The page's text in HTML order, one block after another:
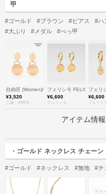
甲
#ゴールド #ブラウン #ピアス #ハ
#大ぶり
#メダル #べっ甲
自由区 (Women)/ジユウク
¥3,520
三越・伊勢丹
フェリシモ FELISSIMO
¥6,600
フェリシモ
フェリ
¥6,600
フェリシ
アイテム情
・ゴールド ネックレス チェーン
#ゴールド #ネックレス #無地 #チ